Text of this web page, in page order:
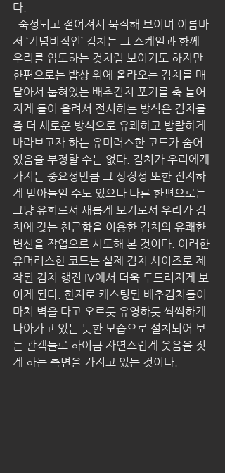
다.
저 ‘기념비적인’ 김치는 그 스케일과 함께
우리를 압도하는 것처럼 보이기도 하지만
한편으로는 밥상 위에 올라오는 김치를 매
달아서 눕혀있는 배추김치 포기를 축 늘어
지게 들어 올려서 전시하는 방식은 김치를
좀 더 새로운 방식으로 유쾌하고 발랄하게
바라보고자 하는 유머러스한 코드가 숨어
있음을 부정할 수는 없다. 김치가 우리에게
가지는 중요성만큼 그 상징성 또한 진지하
게 받아들일 수도 있으나 다른 한편으로는
그냥 유희로서 새롭게 보기로서 우리가 김
치에 갖는 친근함을 이용한 김치의 유쾌한
변신을 작업으로 시도해 본 것이다. 이러한
유머러스한 코드는 실제 김치 사이즈로 제
작된 김치 행진 IV에서 더욱 두드러지게 보
이게 된다. 한지로 캐스팅된 배추김치들이
마치 벽을 타고 오르듯 유영하듯 씩씩하게
나아가고 있는 듯한 모습으로 설치되어 보
는 관객들로 하여금 자연스럽게 웃음을 짓
게 하는 측면을 가지고 있는 것이다.